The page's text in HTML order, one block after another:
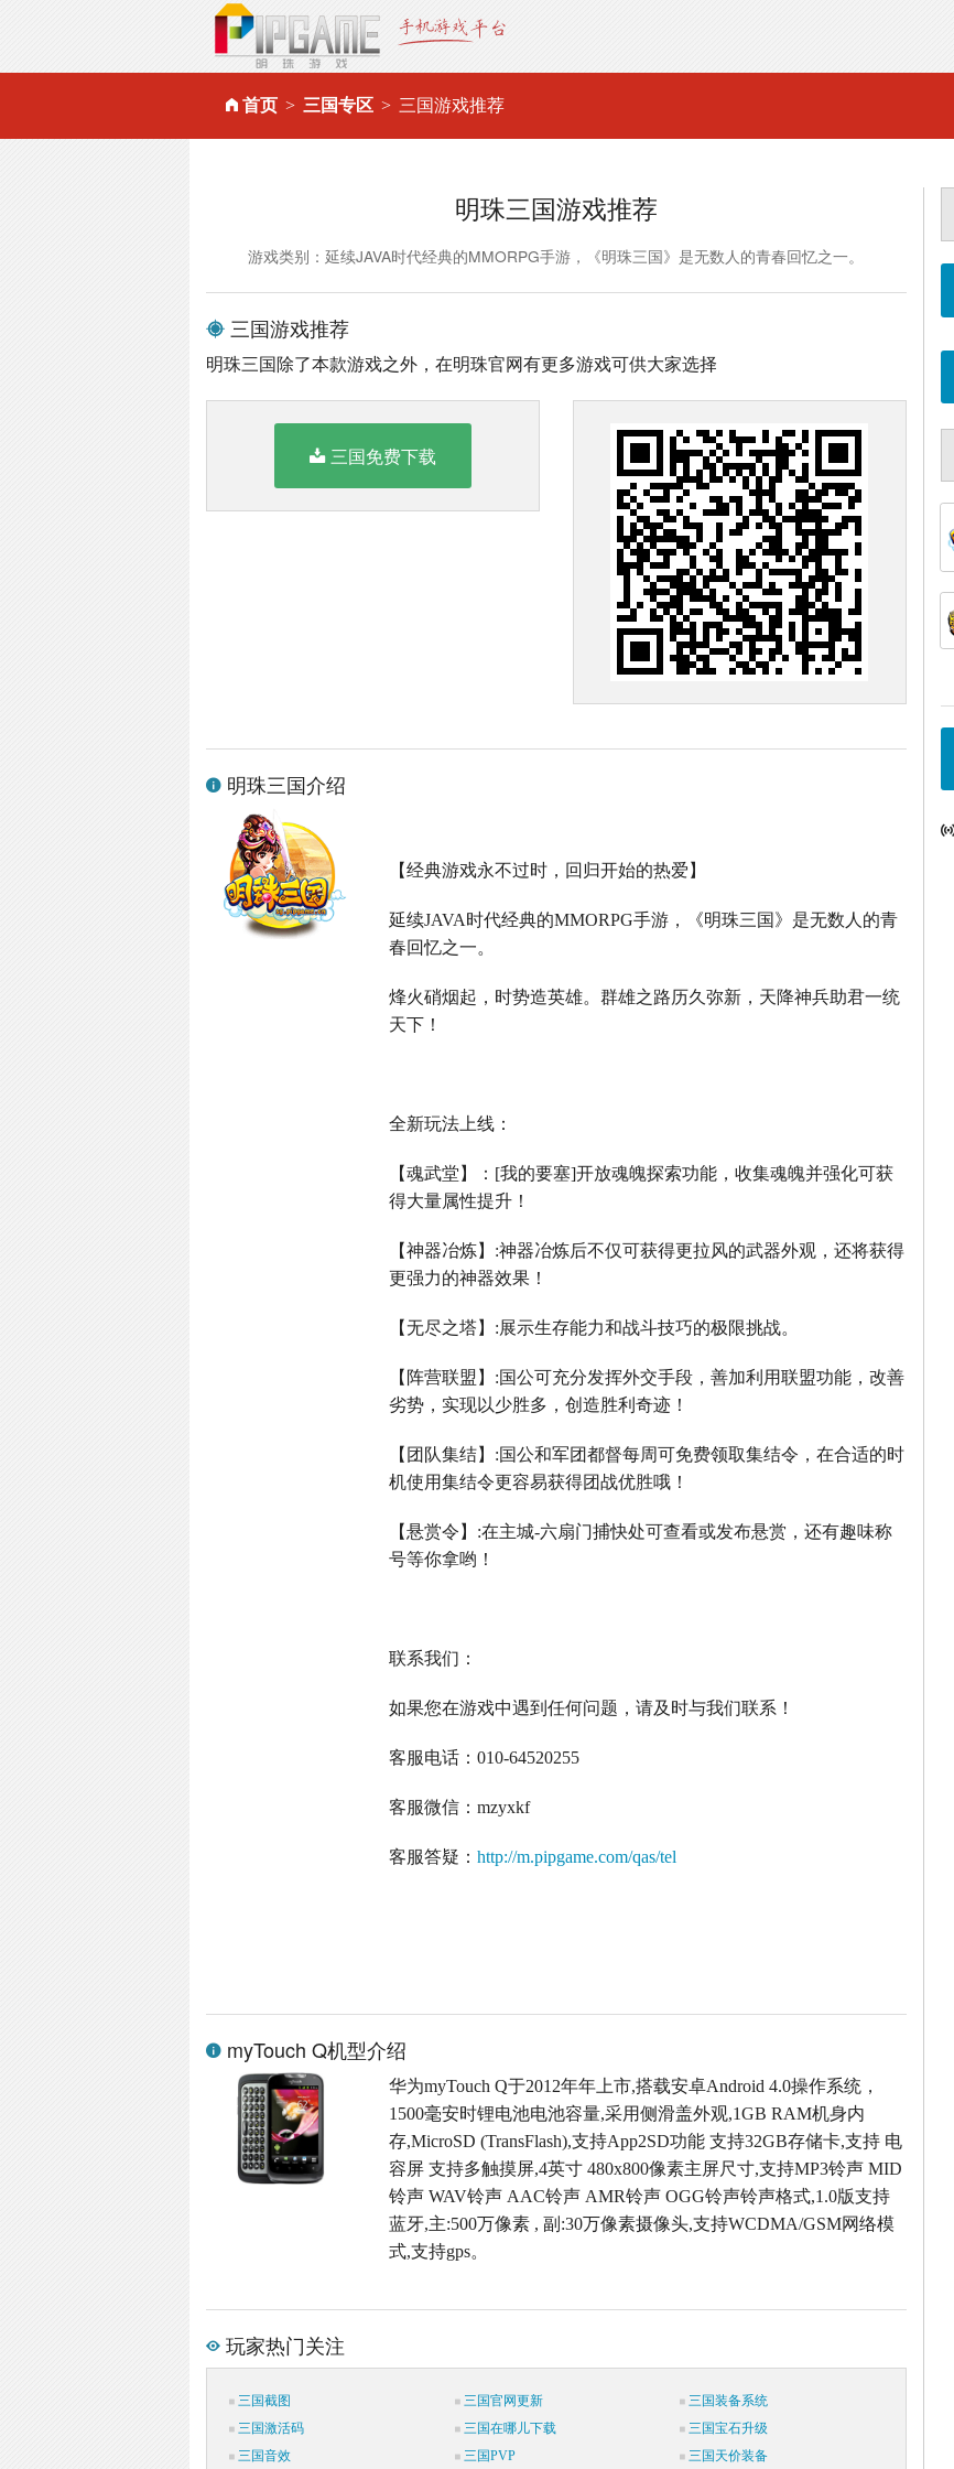
首页 三国专区 三国游戏推荐
明珠三国游戏推荐
游戏类别：延续JAVA时代经典的MMORPG手游，《明珠三国》是无数人的青春回忆之一。
三国游戏推荐
明珠三国除了本款游戏之外，在明珠官网有更多游戏可供大家选择
三国免费下载
明珠三国介绍
【经典游戏永不过时，回归开始的热爱】
延续JAVA时代经典的MMORPG手游，《明珠三国》是无数人的青
春回忆之一。
烽火硝烟起，时势造英雄。群雄之路历久弥新，天降神兵助君一统
天下！
全新玩法上线：
【魂武堂】： [我的要塞]开放魂魄探索功能，收集魂魄并强化可获
得大量属性提升！
【神器冶炼】 :神器冶炼后不仅可获得更拉风的武器外观，还将获得
更强力的神器效果！
【无尽之塔】 :展示生存能力和战斗技巧的极限挑战。
【阵营联盟】 :国公可充分发挥外交手段，善加利用联盟功能，改善
劣势，实现以少胜多，创造胜利奇迹！
【团队集结】 :国公和军团都督每周可免费领取集结令，在合适的时
机使用集结令更容易获得团战优胜哦！
【悬赏令】 :在主城-六扇门捕快处可查看或发布悬赏，还有趣味称
号等你拿哟！
联系我们：
如果您在游戏中遇到任何问题，请及时与我们联系！
客服电话：010-64520255
客服微信：mzyxkf
客服答疑：http://m.pipgame.com/qas/tel
myTouch Q机型介绍
华为myTouch Q于2012年年上市,搭载安卓Android 4.0操作系统，
1500毫安时锂电池电池容量,采用侧滑盖外观,1GB RAM机身内
存,MicroSD (TransFlash),支持App2SD功能 支持32GB存储卡,支持 电
容屏 支持多触摸屏,4英寸 480x800像素主屏尺寸,支持MP3铃声 MID
铃声 WAV铃声 AAC铃声 AMR铃声 OGG铃声铃声格式,1.0版支持
蓝牙,主:500万像素 , 副:30万像素摄像头,支持WCDMA/GSM网络模
式,支持gps。
玩家热门关注
三国截图 三国官网更新
三国装备系统
三国激活码
三国在哪儿下载
三国宝石升级
三国音效
三国PVP 三国天价装备